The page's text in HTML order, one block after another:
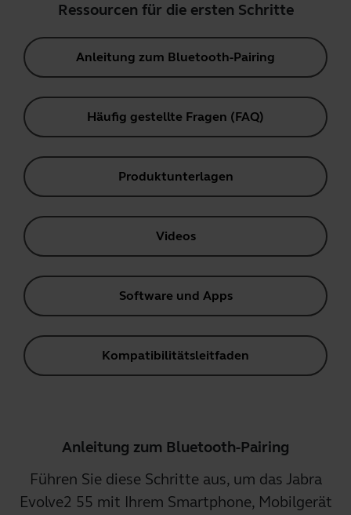
Ressourcen für die ersten Schritte
Anleitung zum Bluetooth-Pairing
Häufig gestellte Fragen (FAQ)
Produktunterlagen
Videos
Software und Apps
Kompatibilitätsleitfaden
Anleitung zum Bluetooth-Pairing
Führen Sie diese Schritte aus, um das Jabra
Evolve2 55 mit Ihrem Smartphone, Mobilgerät